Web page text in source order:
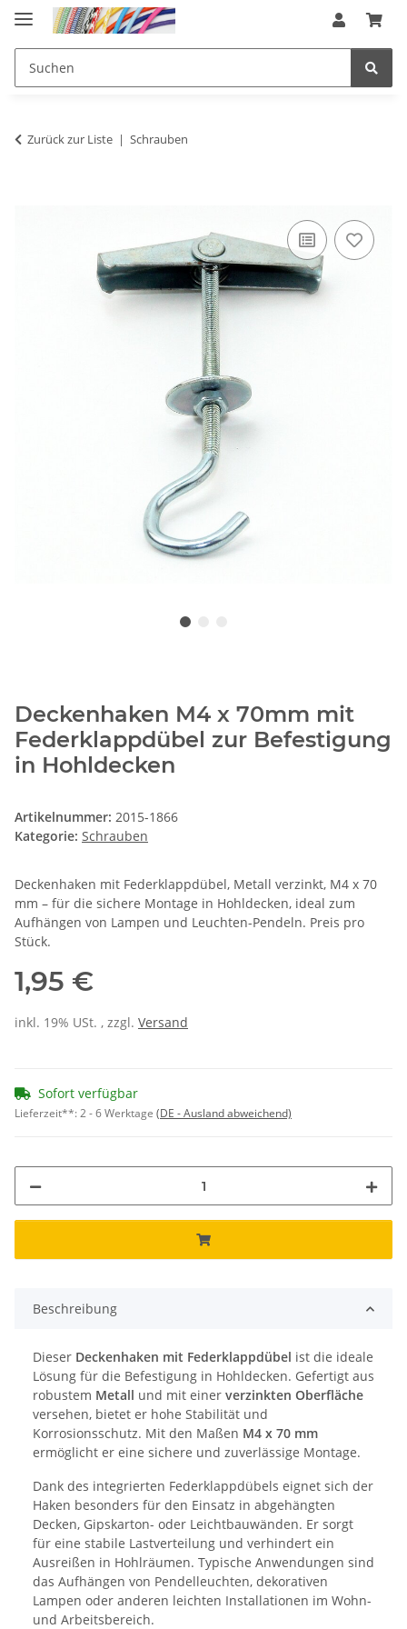
Zurück zur Liste Schrauben
Deckenhaken M4 x 70mm mit
Federklappdübel zur Befestigung
in Hohldecken
Artikelnummer: 2015-1866
Kategorie: Schrauben
Deckenhaken mit Federklappdübel, Metall verzinkt, M4 x 70
mm – für die sichere Montage in Hohldecken, ideal zum
Aufhängen von Lampen und Leuchten-Pendeln. Preis pro
Stück.
1,95 €
inkl. 19% USt. , zzgl. Versand
Sofort verfügbar
Lieferzeit**:2 - 6 Werktage (DE - Ausland abweichend)
Beschreibung
Dieser Deckenhaken mit Federklappdübel ist die ideale
Lösung für die Befestigung in Hohldecken. Gefertigt aus
robustem Metall und mit einer verzinkten Oberfläche
versehen, bietet er hohe Stabilität und
Korrosionsschutz. Mit den Maßen M4 x 70 mm
ermöglicht er eine sichere und zuverlässige Montage.
Dank des integrierten Federklappdübels eignet sich der
Haken besonders für den Einsatz in abgehängten
Decken, Gipskarton- oder Leichtbauwänden. Er sorgt
für eine stabile Lastverteilung und verhindert ein
Ausreißen in Hohlräumen. Typische Anwendungen sind
das Aufhängen von Pendelleuchten, dekorativen
Lampen oder anderen leichten Installationen im Wohn-
und Arbeitsbereich.